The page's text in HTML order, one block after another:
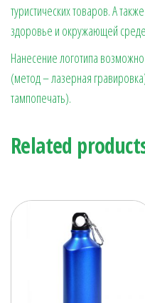
туристических товаров. А
здоровье и окружающей
Нанесение логотипа
(метод – лазерная
тампопечать).
Related